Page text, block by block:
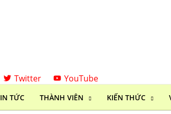
Twitter YouTube
TỨC THÀNH VIÊN KIẾN THỨC